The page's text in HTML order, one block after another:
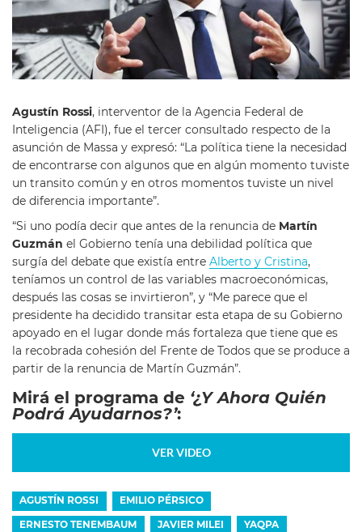
Agustín Rossi, interventor de la Agencia Federal de
Inteligencia (AFI), fue el tercer consultado respecto de la
asunción de Massa y expresó: “La política tiene la necesidad
de encontrarse con algunos que en algún momento tuviste
un transito común y en otros momentos tuviste un nivel
de diferencia importante”.
“Si uno podía decir que antes de la renuncia de Martín
Guzmán el Gobierno tenía una debilidad política que
surgía del debate que existía entre Alberto y Cristina,
teníamos un control de las variables macroeconómicas,
después las cosas se invirtieron”, y “Me parece que el
presidente ha decidido transitar esta etapa de su Gobierno
apoyado en el lugar donde más fortaleza que tiene que es
la recobrada cohesión del Frente de Todos que se produce a
partir de la renuncia de Martín Guzmán”.
Mirá el programa de ‘¿Y Ahora Quién
Podrá Ayudarnos?’:
VER VIDEO
AGUSTÍN ROSSI EMILIO PÉRSICO
ERNESTO TENEMBAUM JAVIER MILEI YAQPA